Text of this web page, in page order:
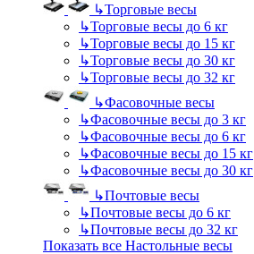
↳Торговые весы
↳Торговые весы до 6 кг
↳Торговые весы до 15 кг
↳Торговые весы до 30 кг
↳Торговые весы до 32 кг
↳Фасовочные весы
↳Фасовочные весы до 3 кг
↳Фасовочные весы до 6 кг
↳Фасовочные весы до 15 кг
↳Фасовочные весы до 30 кг
↳Почтовые весы
↳Почтовые весы до 6 кг
↳Почтовые весы до 32 кг
Показать все Настольные весы